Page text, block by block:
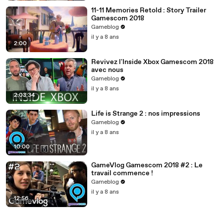
2:00
11-11 Memories Retold : Story Trailer
Gamescom 2018
Gameblog
il y a 8 ans
2:03:34
Revivez l'Inside Xbox Gamescom 2018
avec nous
Gameblog
il y a 8 ans
10:00
Life is Strange 2 : nos impressions
Gameblog
il y a 8 ans
12:56
GameVlog Gamescom 2018 #2 : Le
travail commence !
Gameblog
il y a 8 ans